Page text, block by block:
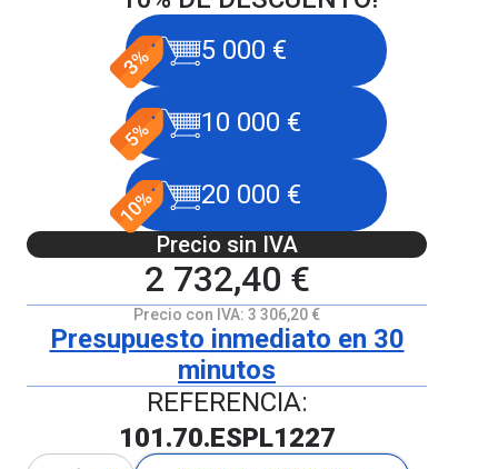
5 000 €
10 000 €
20 000 €
Precio sin IVA
2 732,40 €
Precio con IVA: 3 306,20 €
Presupuesto inmediato en 30
minutos
REFERENCIA:
101.70.ESPL1227